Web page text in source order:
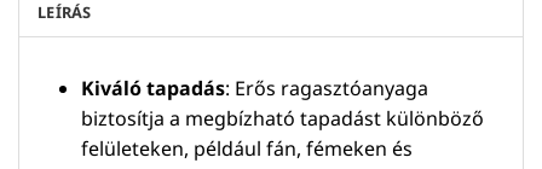
LEÍRÁS
Kiváló tapadás: Erős ragasztóanyaga
biztosítja a megbízható tapadást különböző
felületeken, például fán, fémeken és